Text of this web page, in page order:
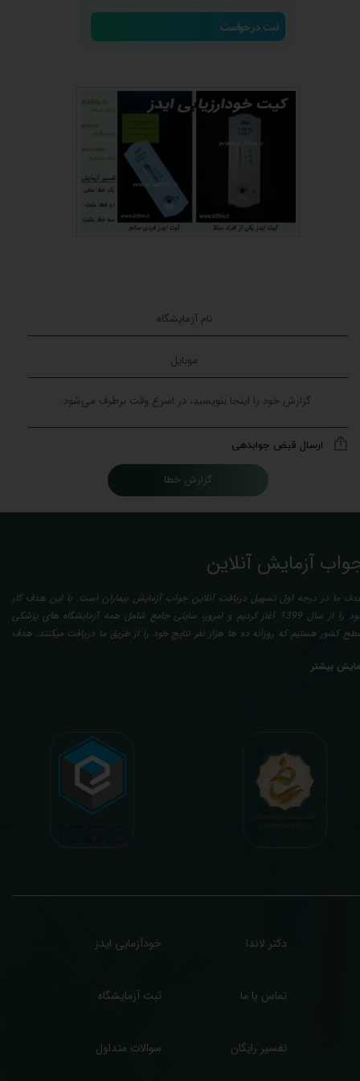
ثبت درخواست
گزارش خطا
ارسال قبض جوابدهی
آزمایش آنلاین
ما در درجه اول تسهیل دریافت آنلاین جواب آزمایش بیماران است. با این هدف کار
خود را از سال 1399 آغاز کردیم و امروز، سایتی جامع شامل همه آزمایشگاه های پزشکی
کشور هستیم که روزانه ده ها هزار نفر نتایج خود را از طریق ما دریافت میکنند. هدف
با تایید و مهر پزشک متخصص) میباشد. رسالت ما در تفسیر، استخراج حداکثر
بیمه ها، افزایش تمایل افراد به انجام آزمایش (با دریافت اطلاعاتی دقیقتر، کاربردی، قابل
و شخصی سازی شده) میگردد. تا درنهایت به جامعه ای سالم تر برای تبدیل شدن به
پیشرفته (دیر و زود داره سوخت و سوز نداره...) برسیم. قابل ذکر است که جواب
آنلاین به نتایج هیچ یک از کاربران بصورت مستقیم دسترسی ندارد و موارد تفسیر نیز
با درخواست و ارسال خود کاربر انجام میگیرد و ما تابع اصول اخلاق پزشکی و حرفه ای
بیشتر
دکتر لاندا
تفسیر رایگان
خودآزمایی ایدز
ثبت آزمایشگاه تماس با ما
سوالات متداول